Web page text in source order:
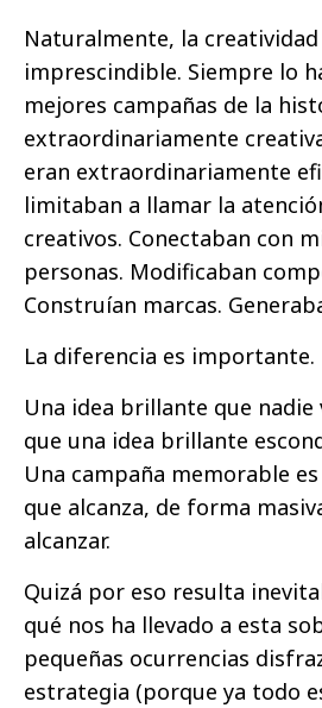
Naturalmente, la
imprescindible. Siempre lo
mejores campañas de la
extraordinariamente
eran extraordinariamente
limitaban a llamar la
creativos. Conectaban con
personas. Modificaban
Construían marcas.
La diferencia es importante.
Una idea brillante que nadie
que una idea brillante
Una campaña memorable
que alcanza, de forma
alcanzar.
Quizá por eso resulta
qué nos ha llevado a esta
pequeñas ocurrencias
estrategia (porque ya todo